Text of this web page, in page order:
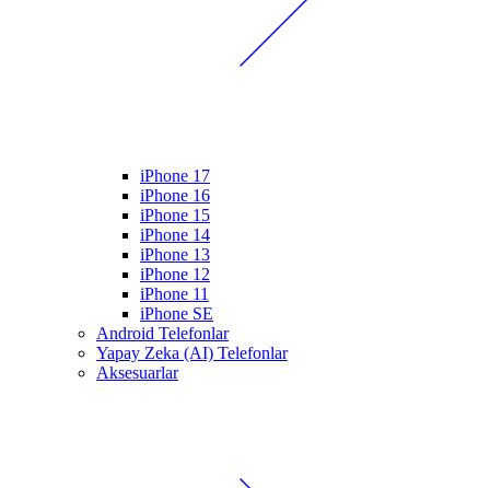
iPhone 17
iPhone 16
iPhone 15
iPhone 14
iPhone 13
iPhone 12
iPhone 11
iPhone SE
Android Telefonlar
Yapay Zeka (AI) Telefonlar
Aksesuarlar